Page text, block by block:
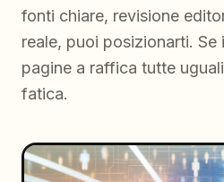
fonti chiare, revisione
reale, puoi posizionarti. Se
pagine a raffica tutte
fatica.